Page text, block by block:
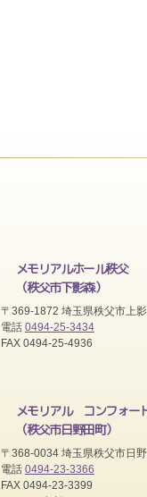
メモリアルホール秩父
（秩父市下影森）
〒369-1872 埼玉県秩父市上
電話 0494-25-3434
FAX 0494-25-4936
メモリアル コンフォー
（秩父市日野田町）
〒368-0034 埼玉県秩父市日
電話 0494-23-3366
FAX 0494-23-3399